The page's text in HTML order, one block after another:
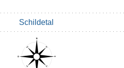
Schildetal